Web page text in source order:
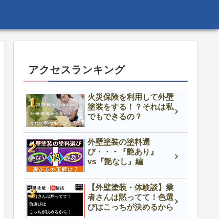
アクセスランキング
火災保険を利用して外壁
塗装をする！？それは私
でもできるの？
外壁塗装の塗料選
び・・・『艶あり』
vs『艶なし』編
【外壁塗装・体験談】業
者さんは黙ってて！色選
びはこっちが決めるから